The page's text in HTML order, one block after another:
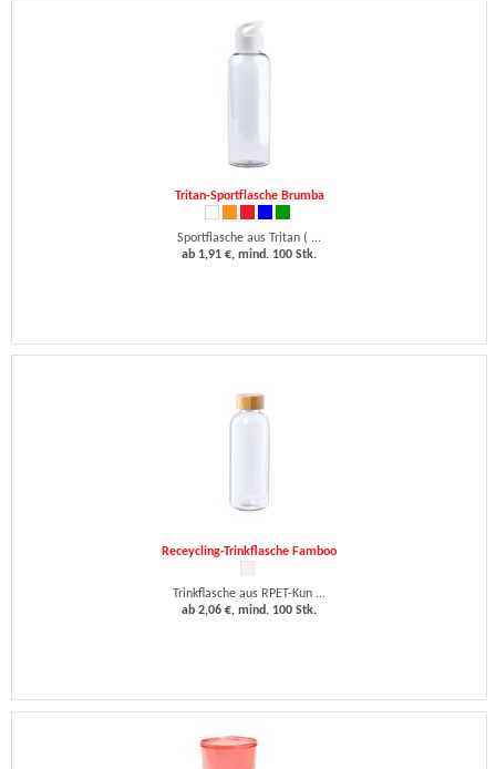
Tritan-Sportflasche Brumba
Sportflasche aus Tritan ( ...
ab 1,91 €, mind. 100 Stk.
Receycling-Trinkflasche Famboo
Trinkflasche aus RPET-Kun ...
ab 2,06 €, mind. 100 Stk.